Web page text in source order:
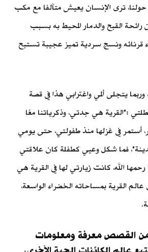
حولنا، ترى الإنسان يعيش متآلفا مع مكب
رائحة القبح والدمار المحيط به بسبب
قرنائه ونسج سردية تميز عجيبة تستبح
يتجلى ألمي واغترابي هذا في قصة
:"القرية هي جدتي، وذكرياتنا معًا
أستمر في غزلها منذ طفولتي، حتى يومي
فما شكل وعيي كطفلة كان علاقتي
الله، كانت زيارتي لها في القرية هي
القرية بمساحاته الخضراء الواسعة،
من القصص معرفة ومعلومات